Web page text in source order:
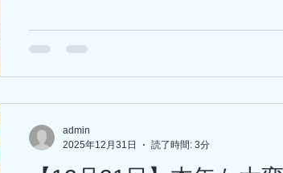
持ちを切り替えて、、、 新年1発目のブロ
ます💥 皆様、どちら側の人間かご意見をお
ます。 カンナちゃんも相変わらず何個体か
admin
2025年12月31日
読了時間: 3分